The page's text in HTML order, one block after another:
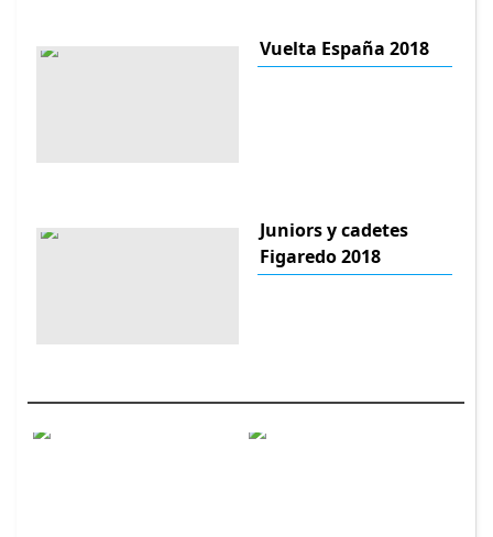
Vuelta España 2018
Juniors y cadetes
Figaredo 2018